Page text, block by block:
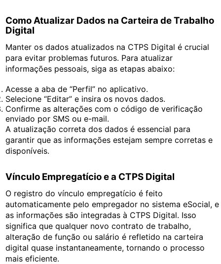
Como Atualizar Dados na Carteira de Trabalho
Digital
Manter os dados atualizados na CTPS Digital é crucial
para evitar problemas futuros. Para atualizar
informações pessoais, siga as etapas abaixo:
Acesse a aba de “Perfil” no aplicativo.
Selecione “Editar” e insira os novos dados.
Confirme as alterações com o código de verificação
enviado por SMS ou e-mail.
A atualização correta dos dados é essencial para
garantir que as informações estejam sempre corretas e
disponíveis.
Vínculo Empregatício e a CTPS Digital
O registro do vínculo empregatício é feito
automaticamente pelo empregador no sistema eSocial, e
as informações são integradas à CTPS Digital. Isso
significa que qualquer novo contrato de trabalho,
alteração de função ou salário é refletido na carteira
digital quase instantaneamente, tornando o processo
mais eficiente.